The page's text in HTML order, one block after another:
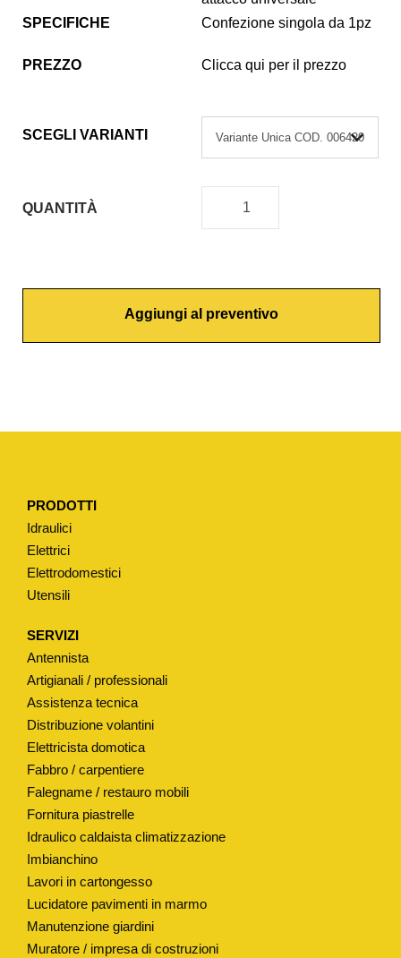
SPECIFICHE
Confezione singola da 1pz
PREZZO Clicca qui per il prezzo
SCEGLI VARIANTI
QUANTITÀ
C
R
W
R
P
O
G
O
B
O
M
O
D
N
D
A
Aggiungi al preventivo
PRODOTTI
Idraulici
Elettrici
Elettrodomestici
Utensili
SERVIZI
Antennista
Artigianali / professionali
Assistenza tecnica
Distribuzione volantini
Elettricista domotica
Fabbro / carpentiere
Falegname / restauro mobili
Fornitura piastrelle
Idraulico caldaista climatizzazione
Imbianchino
Lavori in cartongesso
Lucidatore pavimenti in marmo
Manutenzione giardini
Muratore / impresa di costruzioni